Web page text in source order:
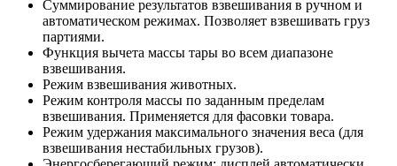
Суммирование результатов взвешивания в ручном и
автоматическом режимах. Позволяет взвешивать груз
партиями.
Функция вычета массы тары во всем диапазоне
взвешивания.
Режим взвешивания животных.
Режим контроля массы по заданным пределам
взвешивания. Применяется для фасовки товара.
Режим удержания максимального значения веса (для
взвешивания нестабильных грузов).